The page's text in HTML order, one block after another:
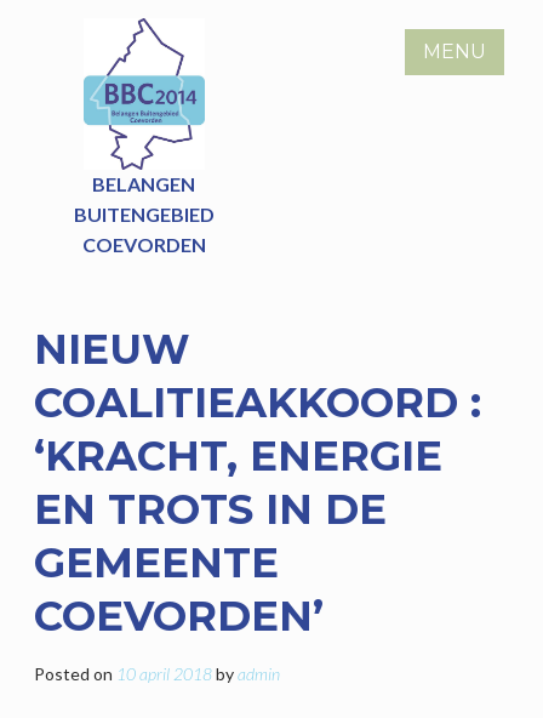
BELANGEN
BUITENGEBIED
COEVORDEN
MENU
NIEUW
COALITIEAKKOORD :
‘KRACHT, ENERGIE
EN TROTS IN DE
GEMEENTE
COEVORDEN’
Posted on 10 april 2018byadmin